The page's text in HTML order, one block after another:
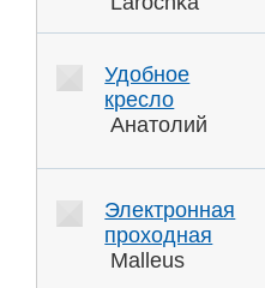
Удобное
кресло
Анатолий
Электронная
проходная
Malleus